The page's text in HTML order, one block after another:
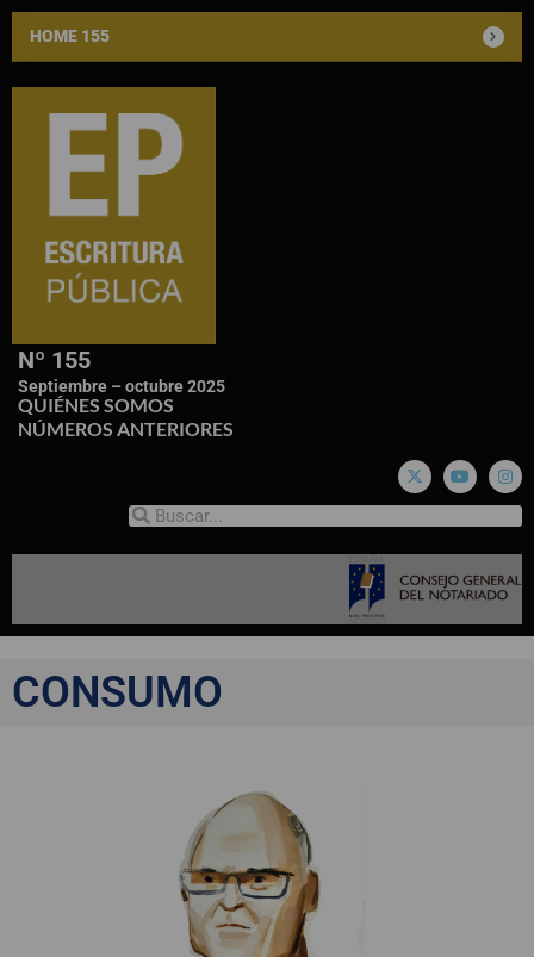
HOME 155
Nº 155
Septiembre – octubre 2025
QUIÉNES SOMOS
NÚMEROS ANTERIORES
CONSUMO